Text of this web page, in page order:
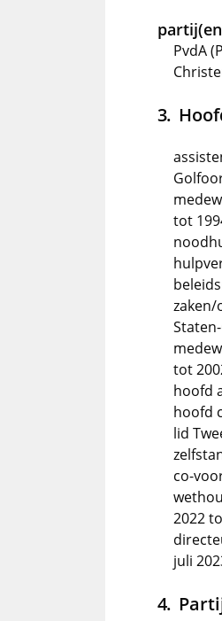
PvdA
tot
zaken/
tot
hoofd
hoofd
lid
co-
2022
juli